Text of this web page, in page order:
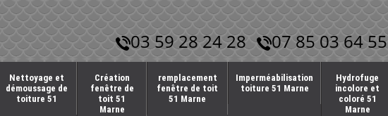
03 59 28 24 28 07 85 03 64 55
Nettoyage et
démoussage de
toiture 51
Création
fenêtre de
toit 51
Marne
remplacement
fenêtre de toit
51 Marne
Imperméabilisation
toiture 51 Marne
Hydrofuge
incolore et
coloré 51
Marne